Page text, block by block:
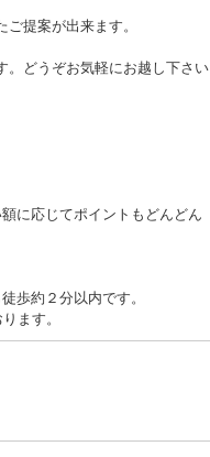
提案が出来ます。
。どうぞお気軽にお越し下さい
に応じてポイントもどんどん
歩約２分以内です。
ます。